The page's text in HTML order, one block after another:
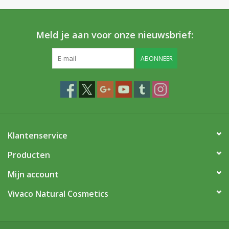
Meld je aan voor onze nieuwsbrief:
ABONNEER
Klantenservice
Producten
Mijn account
Vivaco Natural Cosmetics